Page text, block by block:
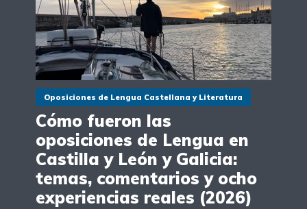
Oposiciones de Lengua Castellana y Literatura
Cómo fueron las
oposiciones de Lengua en
Castilla y León y Galicia:
temas, comentarios y ocho
experiencias reales (2026)